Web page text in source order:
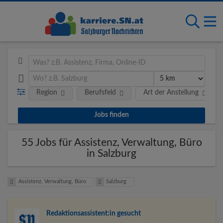
Art der Anstellung
Region Berufsfeld
55 Jobs für Assistenz, Verwaltung, Büro
in Salzburg
Assistenz, Verwaltung, Büro Salzburg
Redaktions­assistent:in gesucht